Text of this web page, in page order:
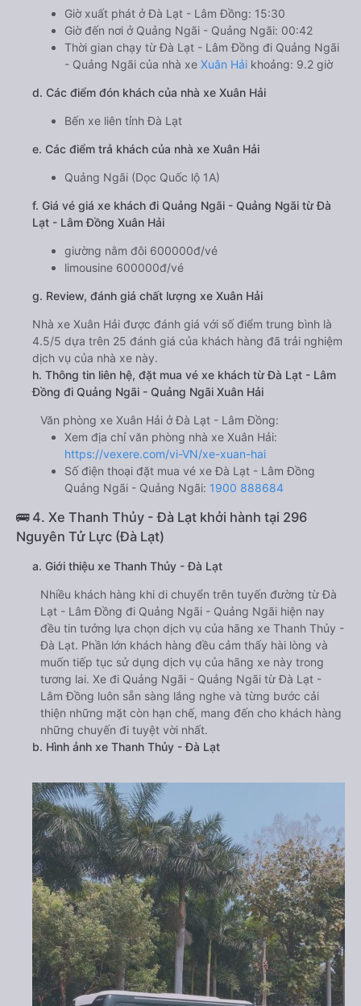
Giờ xuất phát ở Đà Lạt - Lâm Đồng: 15:30
Giờ đến nơi ở Quảng Ngãi - Quảng Ngãi: 00:42
Thời gian chạy từ Đà Lạt - Lâm Đồng đi Quảng Ngãi
- Quảng Ngãi của nhà xe Xuân Hải khoảng: 9.2 giờ
d. Các điểm đón khách của nhà xe Xuân Hải
Bến xe liên tỉnh Đà Lạt
e. Các điểm trả khách của nhà xe Xuân Hải
Quảng Ngãi (Dọc Quốc lộ 1A)
f. Giá vé giá xe khách đi Quảng Ngãi - Quảng Ngãi từ Đà
Lạt - Lâm Đồng Xuân Hải
giường nằm đôi 600000đ/vé
limousine 600000đ/vé
g. Review, đánh giá chất lượng xe Xuân Hải
Nhà xe Xuân Hải được đánh giá với số điểm trung bình là
4.5/5 dựa trên 25 đánh giá của khách hàng đã trải nghiệm
dịch vụ của nhà xe này.
h. Thông tin liên hệ, đặt mua vé xe khách từ Đà Lạt - Lâm
Đồng đi Quảng Ngãi - Quảng Ngãi Xuân Hải
Văn phòng xe Xuân Hải ở Đà Lạt - Lâm Đồng:
Xem địa chỉ văn phòng nhà xe Xuân Hải:
https://vexere.com/vi-VN/xe-xuan-hai
Số điện thoại đặt mua vé xe Đà Lạt - Lâm Đồng
Quảng Ngãi - Quảng Ngãi: 1900 888684
🚌 4. Xe Thanh Thủy - Đà Lạt khởi hành tại 296
Nguyên Tử Lực (Đà Lạt)
a. Giới thiệu xe Thanh Thủy - Đà Lạt
Nhiều khách hàng khi di chuyển trên tuyến đường từ Đà
Lạt - Lâm Đồng đi Quảng Ngãi - Quảng Ngãi hiện nay
đều tin tưởng lựa chọn dịch vụ của hãng xe Thanh Thủy -
Đà Lạt. Phần lớn khách hàng đều cảm thấy hài lòng và
muốn tiếp tục sử dụng dịch vụ của hãng xe này trong
tương lai. Xe đi Quảng Ngãi - Quảng Ngãi từ Đà Lạt -
Lâm Đồng luôn sẵn sàng lắng nghe và từng bước cải
thiện những mặt còn hạn chế, mang đến cho khách hàng
những chuyến đi tuyệt vời nhất.
b. Hình ảnh xe Thanh Thủy - Đà Lạt